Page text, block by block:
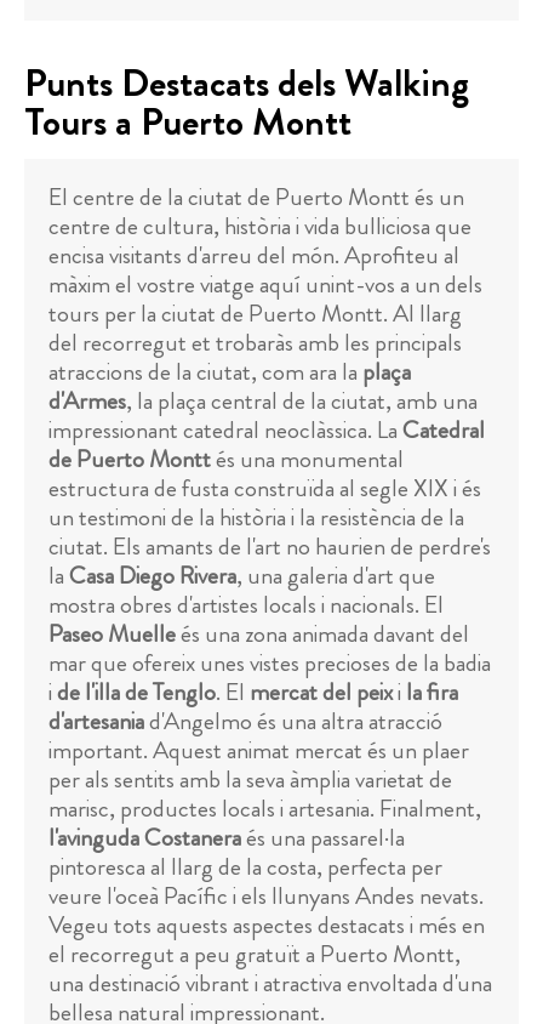
Punts Destacats dels Walking
Tours a Puerto Montt
El centre de la ciutat de Puerto Montt és un
centre de cultura, història i vida bulliciosa que
encisa visitants d'arreu del món. Aprofiteu al
màxim el vostre viatge aquí unint-vos a un dels
tours per la ciutat de Puerto Montt. Al llarg
del recorregut et trobaràs amb les principals
atraccions de la ciutat, com ara la plaça
d'Armes, la plaça central de la ciutat, amb una
impressionant catedral neoclàssica. LaCatedral
de Puerto Monttés una monumental
estructura de fusta construïda al segle XIX i és
un testimoni de la història i la resistència de la
ciutat. Els amants de l'art no haurien de perdre's
laCasa Diego Rivera, una galeria d'art que
mostra obres d'artistes locals i nacionals. El
Paseo Muelleés una zona animada davant del
mar que ofereix unes vistes precioses de la badia
ide l'illa de Tenglo. El mercat del peixi la fira
d'artesaniad'Angelmo és una altra atracció
important. Aquest animat mercat és un plaer
per als sentits amb la seva àmplia varietat de
marisc, productes locals i artesania. Finalment,
l'avinguda Costaneraés una passarel·la
pintoresca al llarg de la costa, perfecta per
veure l'oceà Pacífic i els llunyans Andes nevats.
Vegeu tots aquests aspectes destacats i més en
el recorregut a peu gratuït a Puerto Montt,
una destinació vibrant i atractiva envoltada d'una
bellesa natural impressionant.